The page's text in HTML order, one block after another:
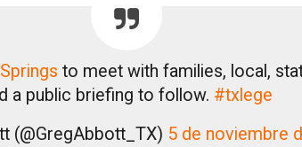
to meet with families, local,
a public briefing to follow. #txlege
(@GregAbbott_TX) 5 de noviembre